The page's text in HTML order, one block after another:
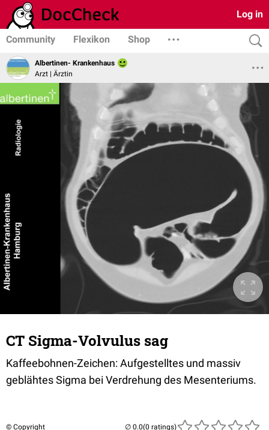
Log in
Community Flexikon Shop
Albertinen- Krankenhaus
Arzt | Ärztin
CT Sigma-Volvulus sag
Kaffeebohnen-Zeichen: Aufgestelltes und massiv
geblähtes Sigma bei Verdrehung des Mesenteriums.
© Copyright (0 ratings)